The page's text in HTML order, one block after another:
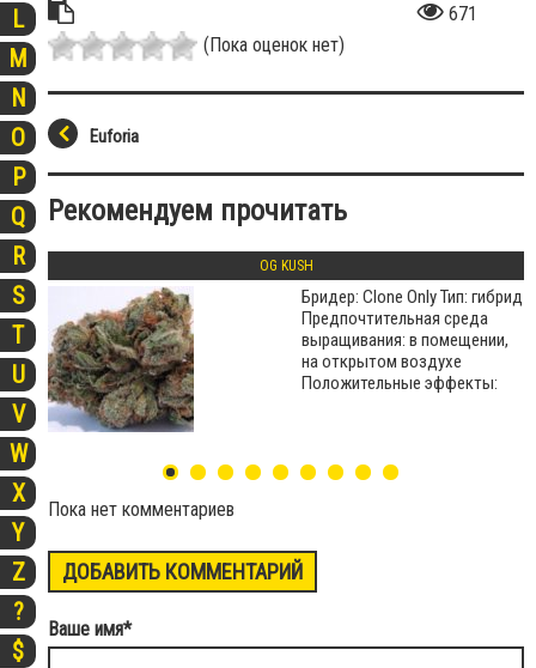
L
M
N
O
P
Q
R
S
T
U
V
W
X
Y
Z
?
$
671
(Пока оценок нет)
Euforia
Рекомендуем прочитать
OG KUSH
Бридер: Clone Only Тип: гибрид
Предпочтительная среда
выращивания: в помещении,
на открытом воздухе
Положительные эффекты:
Пока нет комментариев
ДОБАВИТЬ КОММЕНТАРИЙ
Ваше имя*